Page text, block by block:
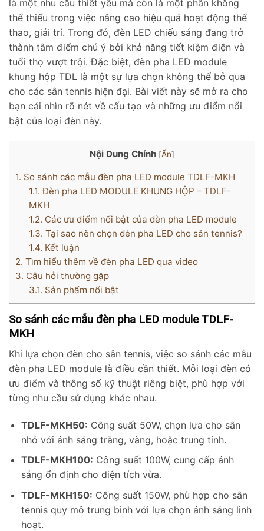
là một nhu cầu thiết yếu mà còn là một phần không
thể thiếu trong việc nâng cao hiệu quả hoạt động thể
thao, giải trí. Trong đó, đèn LED chiếu sáng đang trở
thành tâm điểm chú ý bởi khả năng tiết kiệm điện và
tuổi thọ vượt trội. Đặc biệt, đèn pha LED module
khung hộp TDL là một sự lựa chọn không thể bỏ qua
cho các sân tennis hiện đại. Bài viết này sẽ mở ra cho
bạn cái nhìn rõ nét về cấu tạo và những ưu điểm nổi
bật của loại đèn này.
Nội Dung Chính [Ẩn]
1. So sánh các mẫu đèn pha LED module TDLF-MKH
1.1. Đèn pha LED MODULE KHUNG HỘP – TDLF-
MKH
1.2. Các ưu điểm nổi bật của đèn pha LED module
1.3. Tại sao nên chọn đèn pha LED cho sân tennis?
1.4. Kết luận
2. Tìm hiểu thêm về đèn pha LED qua video
3. Câu hỏi thường gặp
3.1. Sản phẩm nổi bật
So sánh các mẫu đèn pha LED module TDLF-
MKH
Khi lựa chọn đèn cho sân tennis, việc so sánh các mẫu
đèn pha LED module là điều cần thiết. Mỗi loại đèn có
ưu điểm và thông số kỹ thuật riêng biệt, phù hợp với
từng nhu cầu sử dụng khác nhau.
TDLF-MKH50: Công suất 50W, chọn lựa cho sân
nhỏ với ánh sáng trắng, vàng, hoặc trung tính.
TDLF-MKH100: Công suất 100W, cung cấp ánh
sáng ổn định cho diện tích vừa.
TDLF-MKH150: Công suất 150W, phù hợp cho sân
tennis quy mô trung bình với lựa chọn ánh sáng linh
hoạt.